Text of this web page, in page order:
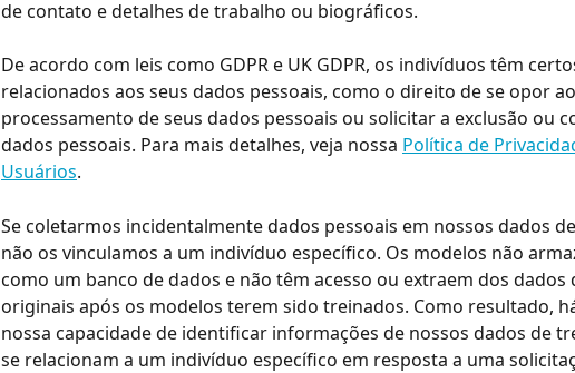
de contato e detalhes de trabalho ou biográficos.
De acordo com leis como GDPR e UK GDPR, os indivíduos têm
relacionados aos seus dados pessoais, como o direito de se opor ao
processamento de seus dados pessoais ou solicitar a exclusão ou
dados pessoais. Para mais detalhes, veja nossa Política de
Usuários.
Se coletarmos incidentalmente dados pessoais em nossos dados
não os vinculamos a um indivíduo específico. Os modelos não
como um banco de dados e não têm acesso ou extraem dos
originais após os modelos terem sido treinados. Como resultado,
nossa capacidade de identificar informações de nossos dados de
se relacionam a um indivíduo específico em resposta a uma